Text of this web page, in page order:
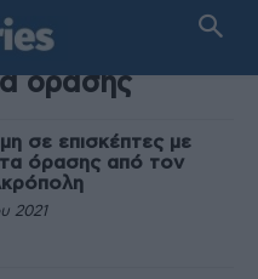
όρασης
σε επισκέπτες με
όρασης από τον
2021